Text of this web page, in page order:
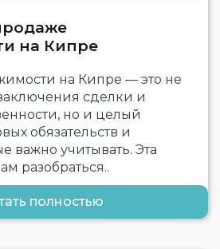
на Кипре
на Кипре — это не
сделки и
но и целый
обязательств и
важно учитывать. Эта
разобраться..
полностью